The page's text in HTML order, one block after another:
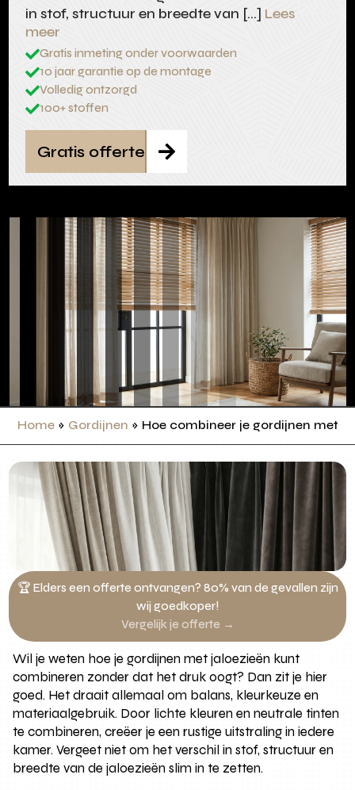
in stof, structuur en breedte van […] Lees
meer
Gratis inmeting onder voorwaarden
10 jaar garantie op de montage
Volledig ontzorgd
100+ stoffen

Gratis offerte
Home » Gordijnen » Hoe combineer je gordijnen met
🏆 Elders een offerte ontvangen? 80% van de gevallen zijn
wij goedkoper!
Vergelijk je offerte →
Wil je weten hoe je gordijnen met jaloezieën kunt
combineren zonder dat het druk oogt? Dan zit je hier
goed. Het draait allemaal om balans, kleurkeuze en
materiaalgebruik. Door lichte kleuren en neutrale tinten
te combineren, creëer je een rustige uitstraling in iedere
kamer. Vergeet niet om het verschil in stof, structuur en
breedte van de jaloezieën slim in te zetten.